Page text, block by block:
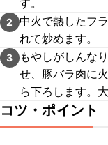
す。
2
中火で熱したフ
れて炒めます。
3
もやしがしんな
せ、豚バラ肉に
ら下ろします。
コツ・ポイント